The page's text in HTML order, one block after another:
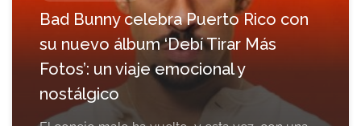
Bad Bunny celebra Puerto Rico con
su nuevo álbum ‘Debí Tirar Más
Fotos’: un viaje emocional y
nostálgico